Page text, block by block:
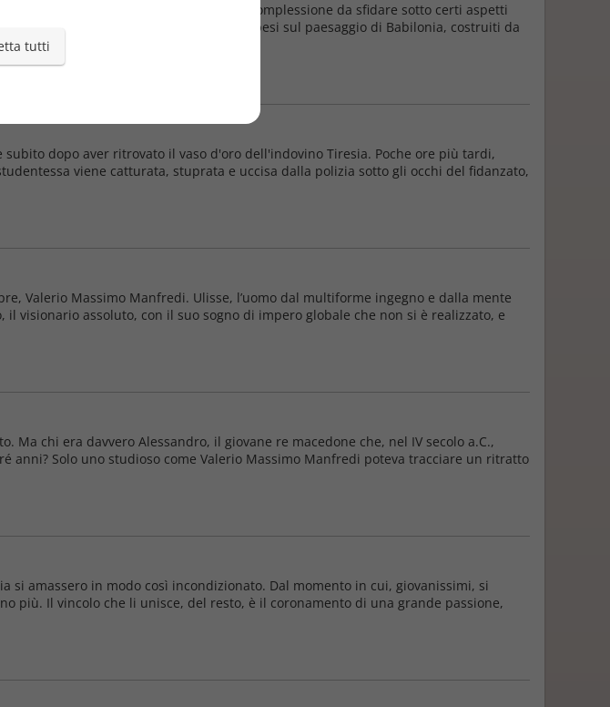
faraone e monumento di tale titanica complessione da sfidare sotto certi aspetti
ancora oggi. I Giardini Pensili sospesi sul paesaggio di Babilonia, costruiti da
dopo aver ritrovato il vaso d'oro dell'indovino Tiresia. Poche ore più tardi,
viene catturata, stuprata e uccisa dalla polizia sotto gli occhi del fidanzato,
Valerio Massimo Manfredi. Ulisse, l’uomo dal multiforme ingegno e dalla mente
visionario assoluto, con il suo sogno di impero globale che non si è realizzato, e
chi era davvero Alessandro, il giovane re macedone che, nel IV secolo a.C.,
Solo uno studioso come Valerio Massimo Manfredi poteva tracciare un ritratto
amassero in modo così incondizionato. Dal momento in cui, giovanissimi, si
più. Il vincolo che li unisce, del resto, è il coronamento di una grande passione,
tutti